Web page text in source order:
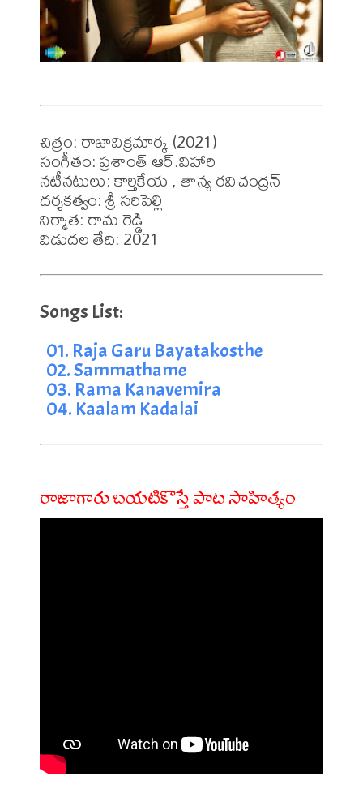
చిత్రం: రాజావిక్రమార్క (2021)
సంగీతం: ప్రశాంత్ ఆర్.విహారి
నటీనటులు: కార్తికేయ , తాన్య రవిచంద్రన్
దర్శకత్వం: శ్రీ సరిపెల్లి
నిర్మాత: రామ రెడ్డి
విడుదల తేది: 2021
01. Raja Garu Bayatakosthe
02. Sammathame
03. Rama Kanavemira
04. Kaalam Kadalai
రాజాగారు బయటికొస్తే పాట సాహిత్యం